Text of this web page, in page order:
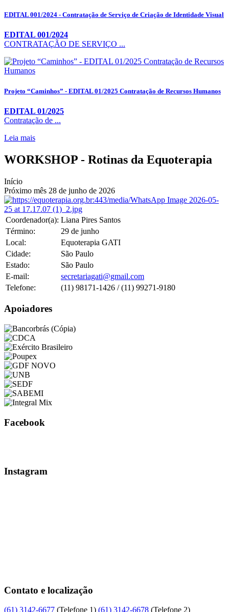
EDITAL 001/2024 - Contratação de Serviço de Criação de Identidade Visual
EDITAL 001/2024
CONTRATAÇÃO DE SERVIÇO ...
Projeto “Caminhos” - EDITAL 01/2025 Contratação de Recursos Humanos
EDITAL 01/2025
Contratação de ...
Leia mais
WORKSHOP - Rotinas da Equoterapia
Início
Próximo mês 28 de junho de 2026
Coordenador(a): Liana Pires Santos
Término:
29 de junho
Local:
Equoterapia GATI
Cidade:
São Paulo
Estado:
São Paulo
E-mail:
secretariagati@gmail.com
Telefone:
(11) 98171-1426 / (11) 99271-9180
Apoiadores
Facebook
Instagram
Contato e localização
(61) 3142-6677 (Telefone 1) (61) 3142-6678 (Telefone 2)